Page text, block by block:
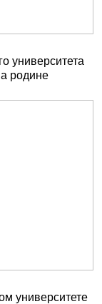
университета
родине
университете